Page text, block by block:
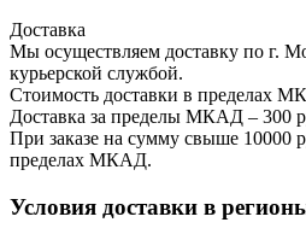
Доставка
Мы осуществляем доставку по г.
курьерской службой.
Стоимость доставки в пределах
Доставка за пределы МКАД – 300
При заказе на сумму свыше 10000
пределах МКАД.
Условия доставки в